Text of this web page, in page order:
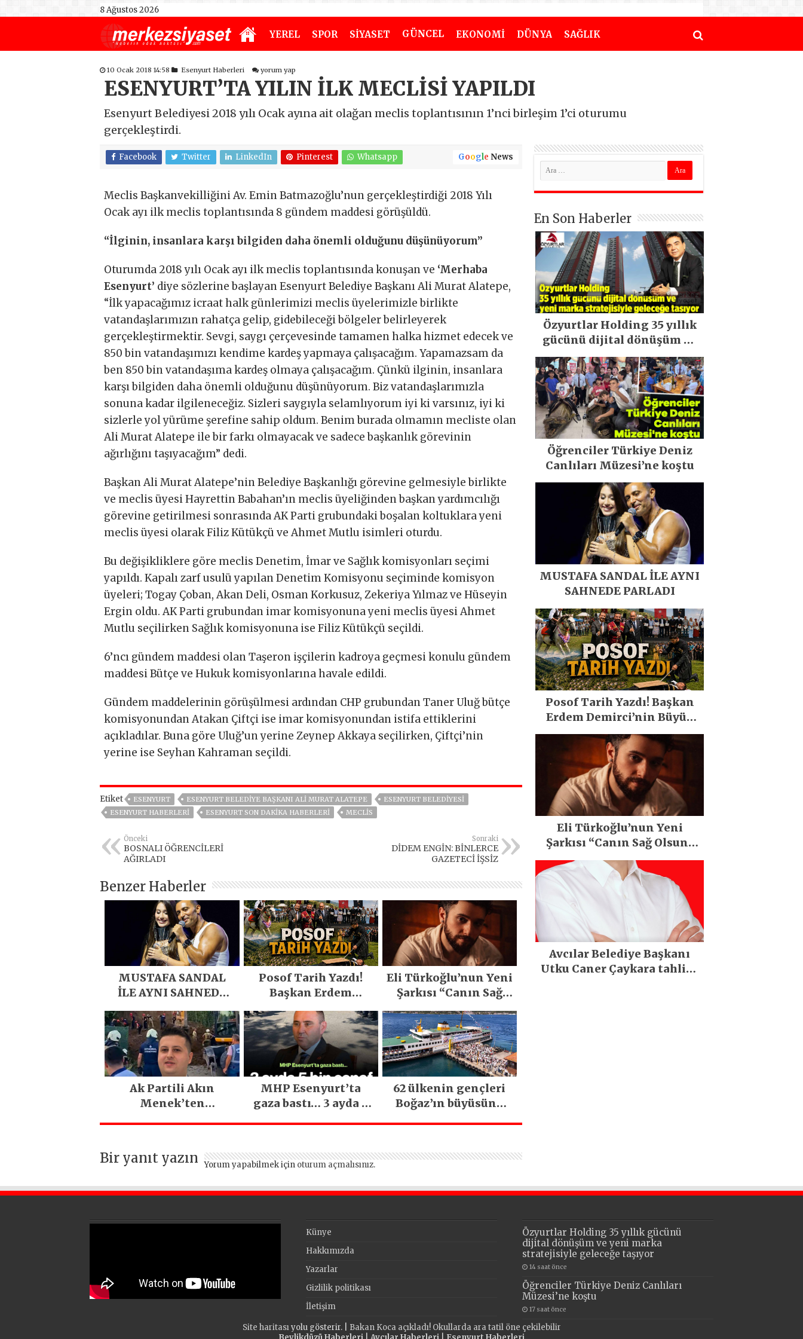
8 Ağustos 2026
YEREL SPOR SİYASET GÜNCEL EKONOMİ DÜNYA SAĞLIK
10 Ocak 2018 14:58 Esenyurt Haberleri yorum yap
ESENYURT’TA YILIN İLK MECLİSİ YAPILDI
Esenyurt Belediyesi 2018 yılı Ocak ayına ait olağan meclis toplantısının 1’nci birleşim 1’ci oturumu
gerçekleştirdi.
Facebook Twitter LinkedIn Pinterest Whatsapp Google News
Meclis Başkanvekilliğini Av. Emin Batmazoğlu’nun gerçekleştirdiği 2018 Yılı
Ocak ayı ilk meclis toplantısında 8 gündem maddesi görüşüldü.
“İlginin, insanlara karşı bilgiden daha önemli olduğunu düşünüyorum”
Oturumda 2018 yılı Ocak ayı ilk meclis toplantısında konuşan ve ‘Merhaba
Esenyurt’ diye sözlerine başlayan Esenyurt Belediye Başkanı Ali Murat Alatepe,
“İlk yapacağımız icraat halk günlerimizi meclis üyelerimizle birlikte
vatandaşlarımızın rahatça gelip, gidebileceği bölgeler belirleyerek
gerçekleştirmektir. Sevgi, saygı çerçevesinde tamamen halka hizmet edecek ve
850 bin vatandaşımızı kendime kardeş yapmaya çalışacağım. Yapamazsam da
ben 850 bin vatandaşıma kardeş olmaya çalışacağım. Çünkü ilginin, insanlara
karşı bilgiden daha önemli olduğunu düşünüyorum. Biz vatandaşlarımızla
sonuna kadar ilgileneceğiz. Sizleri saygıyla selamlıyorum iyi ki varsınız, iyi ki
sizlerle yol yürüme şerefine sahip oldum. Benim burada olmamın mecliste olan
Ali Murat Alatepe ile bir farkı olmayacak ve sadece başkanlık görevinin
ağırlığını taşıyacağım” dedi.
Başkan Ali Murat Alatepe’nin Belediye Başkanlığı görevine gelmesiyle birlikte
ve meclis üyesi Hayrettin Babahan’ın meclis üyeliğinden başkan yardımcılığı
görevine getirilmesi sonrasında AK Parti grubundaki boşalan koltuklara yeni
meclis üyesi olarak Filiz Kütükçü ve Ahmet Mutlu isimleri oturdu.
Bu değişikliklere göre meclis Denetim, İmar ve Sağlık komisyonları seçimi
yapıldı. Kapalı zarf usulü yapılan Denetim Komisyonu seçiminde komisyon
üyeleri; Togay Çoban, Akan Deli, Osman Korkusuz, Zekeriya Yılmaz ve Hüseyin
Ergin oldu. AK Parti grubundan imar komisyonuna yeni meclis üyesi Ahmet
Mutlu seçilirken Sağlık komisyonuna ise Filiz Kütükçü seçildi.
6’ncı gündem maddesi olan Taşeron işçilerin kadroya geçmesi konulu gündem
maddesi Bütçe ve Hukuk komisyonlarına havale edildi.
Gündem maddelerinin görüşülmesi ardından CHP grubundan Taner Uluğ bütçe
komisyonundan Atakan Çiftçi ise imar komisyonundan istifa ettiklerini
açıkladılar. Buna göre Uluğ’un yerine Zeynep Akkaya seçilirken, Çiftçi’nin
yerine ise Seyhan Kahraman seçildi.
Etiket ESENYURT ESENYURT BELEDIYE BAŞKANI ALI MURAT ALATEPE
ESENYURT BELEDIYESI
ESENYURT HABERLERI
ESENYURT SON DAKIKA HABERLERI MECLIS
Önceki
BOSNALI ÖĞRENCİLERİ
AĞIRLADI
Sonraki
DİDEM ENGİN: BİNLERCE
GAZETECİ İŞSİZ
Benzer Haberler
MUSTAFA SANDAL
İLE AYNI SAHNEDE
Posof Tarih Yazdı!
Başkan Erdem
Emeğiyle Son Yılların
En Büyük Festivali
Gerçekleşti
Eli Türkoğlu’nun Yeni
Şarkısı “Canın Sağ
Gördü!..
Ak Partili Akın
Menek’ten
MHP Esenyurt’ta
gaza bastı… 3 ayda 5
62 ülkenin gençleri
Boğaz’ın büyüsüne
Bir yanıt yazın Yorum yapabilmek için oturum açmalısınız.
En Son Haberler
Özyurtlar Holding 35 yıllık
gücünü dijital dönüşüm ve
yeni marka stratejisiyle
geleceğe taşıyor
Öğrenciler Türkiye Deniz
Canlıları Müzesi’ne koştu
MUSTAFA SANDAL İLE AYNI
SAHNEDE PARLADI
Posof Tarih Yazdı! Başkan
Erdem Demirci’nin Büyük
Emeğiyle Son Yılların En
Büyük Festivali Gerçekleşti
Eli Türkoğlu’nun Yeni
Şarkısı “Canın Sağ Olsun”
Büyük İlgi Gördü!..
Avcılar Belediye Başkanı
Utku Caner Çaykara tahliye
Künye
Hakkımızda
Yazarlar
Gizlilik politikası
İletişim
Özyurtlar Holding 35 yıllık gücünü
dijital dönüşüm ve yeni marka
stratejisiyle geleceğe taşıyor
14 saat önce
Öğrenciler Türkiye Deniz Canlıları
Müzesi’ne koştu
17 saat önce
Site haritasıyolu gösterir. | Bakan Koca açıkladı! Okullarda ara tatil öne çekilebilir